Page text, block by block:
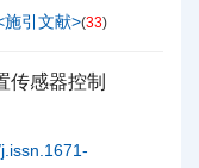
施引文献>(33)
传感器控制